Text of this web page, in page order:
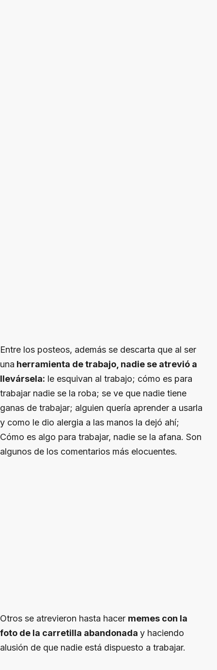
Entre los posteos, además se descarta que al ser
una herramienta de trabajo, nadie se atrevió a
llevársela: le esquivan al trabajo; cómo es para
trabajar nadie se la roba; se ve que nadie tiene
ganas de trabajar; alguien quería aprender a usarla
y como le dio alergia a las manos la dejó ahí;
Cómo es algo para trabajar, nadie se la afana. Son
algunos de los comentarios más elocuentes.
Otros se atrevieron hasta hacer memes con la
foto de la carretilla abandonada y haciendo
alusión de que nadie está dispuesto a trabajar.